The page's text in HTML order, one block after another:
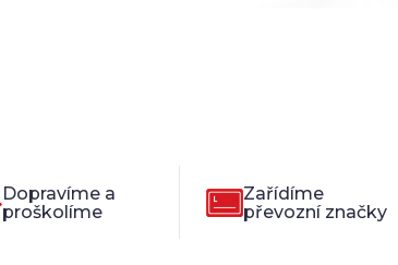
Dopravíme a
proškolíme
Zařídíme
převozní značky